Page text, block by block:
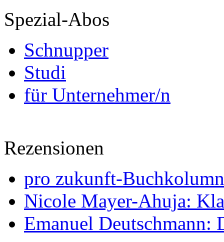
Spezial-Abos
Schnupper
Studi
für Unternehmer/n
Rezensionen
pro zukunft-
Nicole Mayer-Ahuja:
Emanuel Deutschmann: